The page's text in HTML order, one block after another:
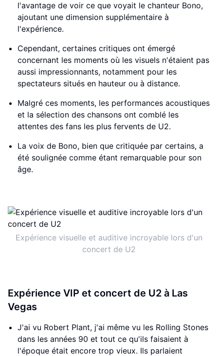
l'avantage de voir ce que voyait le chanteur Bono,
ajoutant une dimension supplémentaire à
l'expérience.
Cependant, certaines critiques ont émergé
concernant les moments où les visuels n'étaient pas
aussi impressionnants, notamment pour les
spectateurs situés en hauteur ou à distance.
Malgré ces moments, les performances acoustiques
et la sélection des chansons ont comblé les
attentes des fans les plus fervents de U2.
La voix de Bono, bien que critiquée par certains, a
été soulignée comme étant remarquable pour son
âge.
Expérience visuelle et auditive incroyable lors d'un
concert de U2
Expérience VIP et concert de U2 à Las
Vegas
J'ai vu Robert Plant, j'ai même vu les Rolling Stones
dans les années 90 et tout ce qu'ils faisaient à
l'époque était encore trop vieux. Ils parlaient